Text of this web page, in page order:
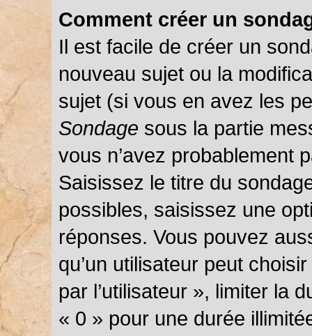
Comment créer un
Il est facile de créer un
nouveau sujet ou la
sujet (si vous en avez les
Sondage sous la partie
vous n’avez probablement
Saisissez le titre du
possibles, saisissez une
réponses. Vous pouvez
qu’un utilisateur peut
par l’utilisateur », limiter la
« 0 » pour une durée